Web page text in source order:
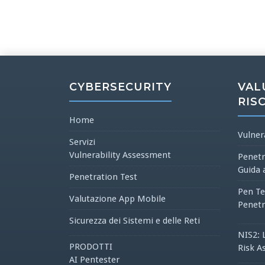
CYBERSECURITY
Home
Servizi
Vulnerability Assessment
Penetration Test
Valutazione App Mobile
Sicurezza dei Sistemi e delle Reti
PRODOTTI
AI Pentester
Guida
Pen
NIS2:
Risk